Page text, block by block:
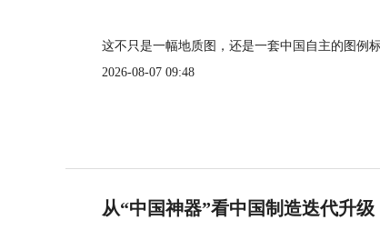
这不只是一幅地质图，还是一套中国自主的图例标
2026-08-07 09:48
从“中国神器”看中国制造迭代升级